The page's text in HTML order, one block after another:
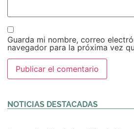
Guarda mi nombre, correo
navegador para la próxima vez
NOTICIAS DESTACADAS